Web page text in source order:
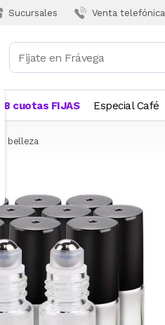
Sucursales Venta telefónica
18 cuotas FIJAS Especial Café
belleza